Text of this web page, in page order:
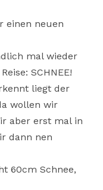
einen neuen
mal wieder
SCHNEE!
liegt der
wollen wir
aber erst mal in
dann nen
60cm Schnee,